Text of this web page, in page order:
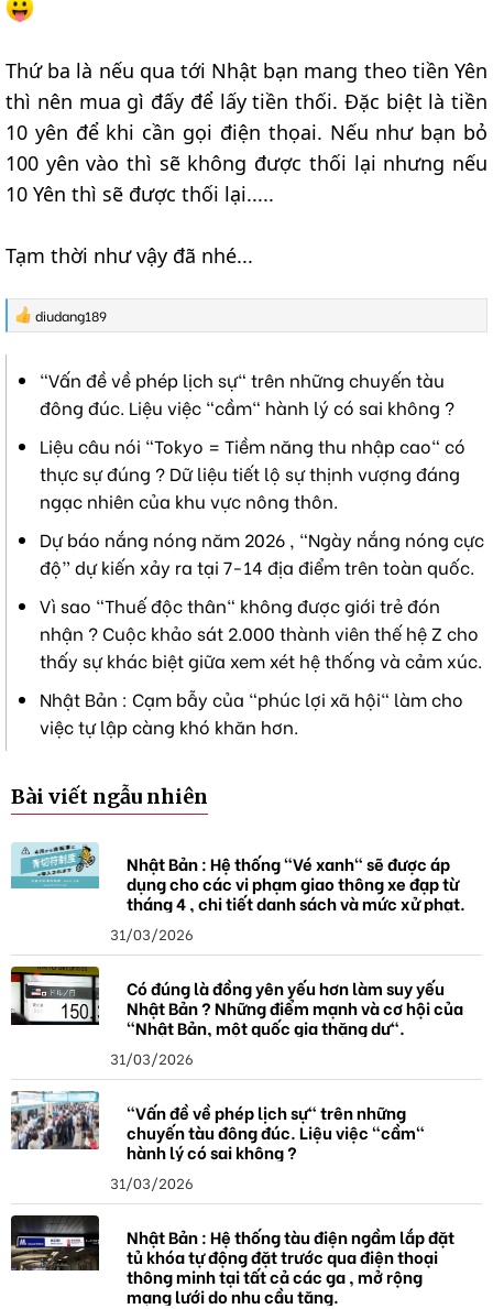
Thứ ba là nếu qua tới Nhật bạn mang theo tiền Yên
thì nên mua gì đấy để lấy tiền thối. Đặc biệt là tiền
10 yên để khi cần gọi điện thọai. Nếu như bạn bỏ
100 yên vào thì sẽ không được thối lại nhưng nếu
10 Yên thì sẽ được thối lại.....
Tạm thời như vậy đã nhé...
R
e
o
n
diudang189
"Vấn đề về phép lịch sự" trên những chuyến tàu
đông đúc. Liệu việc "cầm" hành lý có sai không ?
Liệu câu nói "Tokyo = Tiềm năng thu nhập cao" có
thực sự đúng ? Dữ liệu tiết lộ sự thịnh vượng đáng
ngạc nhiên của khu vực nông thôn.
Dự báo nắng nóng năm 2026 , “Ngày nắng nóng cực
độ” dự kiến xảy ra tại 7-14 địa điểm trên toàn quốc.
Vì sao "Thuế độc thân" không được giới trẻ đón
nhận ? Cuộc khảo sát 2.000 thành viên thế hệ Z cho
thấy sự khác biệt giữa xem xét hệ thống và cảm xúc.
Nhật Bản : Cạm bẫy của "phúc lợi xã hội" làm cho
việc tự lập càng khó khăn hơn.
Bài viết ngẫu nhiên
Nhật Bản : Hệ thống "Vé xanh" sẽ được áp
dụng cho các vi phạm giao thông xe đạp từ
tháng 4 , chi tiết danh sách và mức xử phạt.
31/03/2026
Có đúng là đồng yên yếu hơn làm suy yếu
Nhật Bản ? Những điểm mạnh và cơ hội của
"Nhật Bản, một quốc gia thặng dư".
31/03/2026
"Vấn đề về phép lịch sự" trên những
chuyến tàu đông đúc. Liệu việc "cầm"
hành lý có sai không ?
31/03/2026
Nhật Bản : Hệ thống tàu điện ngầm lắp đặt
tủ khóa tự động đặt trước qua điện thoại
thông minh tại tất cả các ga , mở rộng
mạng lưới do nhu cầu tăng.